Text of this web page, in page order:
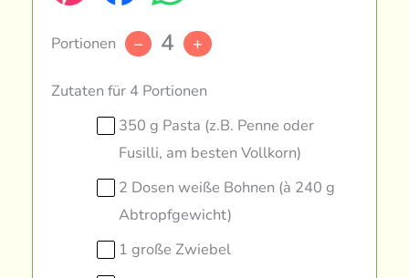
Portionen – 4 +
Zutaten für 4 Portionen
350 g Pasta (z.B. Penne oder
Fusilli, am besten Vollkorn)
2 Dosen weiße Bohnen (à 240 g
Abtropfgewicht)
1 große Zwiebel